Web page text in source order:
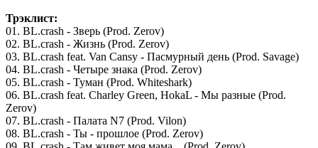
Трэклист:
01. BL.crash - Зверь (Prod. Zerov)
02. BL.crash - Жизнь (Prod. Zerov)
03. BL.crash feat. Van Cansy - Пасмурный день (Prod. Savage)
04. BL.crash - Четыре знака (Prod. Zerov)
05. BL.crash - Туман (Prod. Whiteshark)
06. BL.crash feat. Charley Green, HokaL - Мы разные (Prod.
Zerov)
07. BL.crash - Палата N7 (Prod. Vilon)
08. BL.crash - Ты - прошлое (Prod. Zerov)